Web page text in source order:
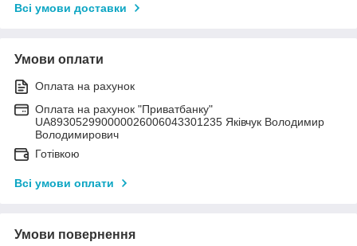
Всі умови доставки
Умови оплати
Оплата на рахунок
Оплата на рахунок "Приватбанку"
UA893052990000026006043301235 Яківчук Володимир
Володимирович
Готівкою
Всі умови оплати
Умови повернення